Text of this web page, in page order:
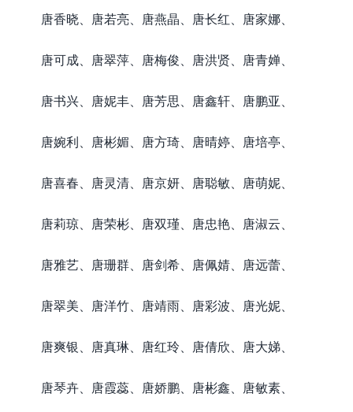
唐香晓、唐若亮、唐燕晶、唐长红、唐家娜、
唐可成、唐翠萍、唐梅俊、唐洪贤、唐青婵、
唐书兴、唐妮丰、唐芳思、唐鑫轩、唐鹏亚、
唐婉利、唐彬媚、唐方琦、唐晴婷、唐培亭、
唐喜春、唐灵清、唐京妍、唐聪敏、唐萌妮、
唐莉琼、唐荣彬、唐双瑾、唐忠艳、唐淑云、
唐雅艺、唐珊群、唐剑希、唐佩婧、唐远蕾、
唐翠美、唐洋竹、唐靖雨、唐彩波、唐光妮、
唐爽银、唐真琳、唐红玲、唐倩欣、唐大娣、
唐琴卉、唐霞蕊、唐娇鹏、唐彬鑫、唐敏素、